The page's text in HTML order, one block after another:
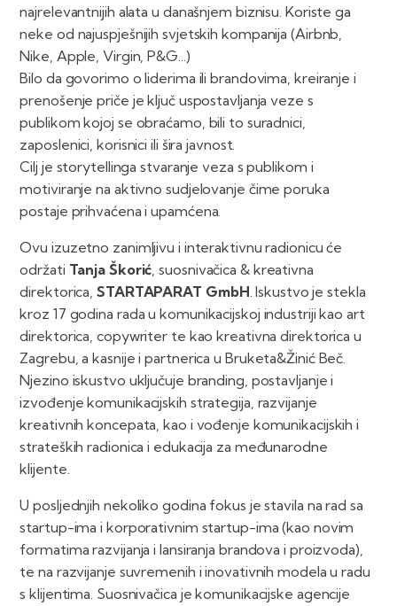
najrelevantnijih alata u današnjem biznisu. Koriste ga
neke od najuspješnijih svjetskih kompanija (Airbnb,
Nike, Apple, Virgin, P&G...)
Bilo da govorimo o liderima ili brandovima, kreiranje i
prenošenje priče je ključ uspostavljanja veze s
publikom kojoj se obraćamo, bili to suradnici,
zaposlenici, korisnici ili šira javnost.
Cilj je storytellinga stvaranje veza s publikom i
motiviranje na aktivno sudjelovanje čime poruka
postaje prihvaćena i upamćena.
Ovu izuzetno zanimljivu i interaktivnu radionicu će
održati Tanja Škorić, suosnivačica & kreativna
direktorica,STARTAPARAT GmbH. Iskustvo je stekla
kroz 17 godina rada u komunikacijskoj industriji kao art
direktorica, copywriter te kao kreativna direktorica u
Zagrebu, a kasnije i partnerica u Bruketa&Žinić Beč.
Njezino iskustvo uključuje branding, postavljanje i
izvođenje komunikacijskih strategija, razvijanje
kreativnih koncepata, kao i vođenje komunikacijskih i
strateških radionica i edukacija za međunarodne
klijente.
U posljednjih nekoliko godina fokus je stavila na rad sa
startup-ima i korporativnim startup-ima (kao novim
formatima razvijanja i lansiranja brandova i proizvoda),
te na razvijanje suvremenih i inovativnih modela u radu
s klijentima. Suosnivačica je komunikacijske agencije